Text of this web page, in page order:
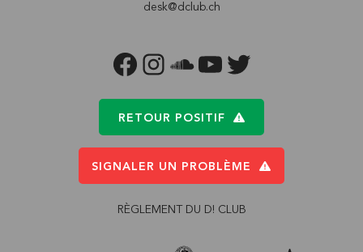
desk@dclub.ch
FACEBOOKINSTAGRAM
SOUNDCLOUD
YOUTUBETWITTER
RETOUR POSITIF
SIGNALER UN PROBLÈME
RÈGLEMENT DU D! CLUB